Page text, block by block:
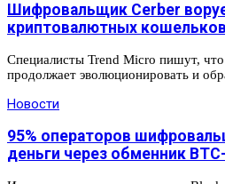
Шифровальщик Cerber
криптовалютных кошельков
Специалисты Trend Micro пишут,
продолжает эволюционировать и
Новости
95% операторов
деньги через обменник